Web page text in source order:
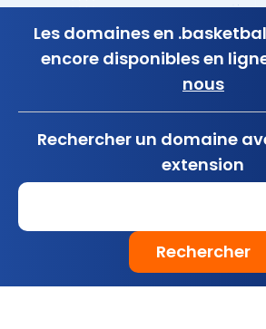
Les domaines en
encore disponibles en
nous
Rechercher un domaine
extension
Rechercher